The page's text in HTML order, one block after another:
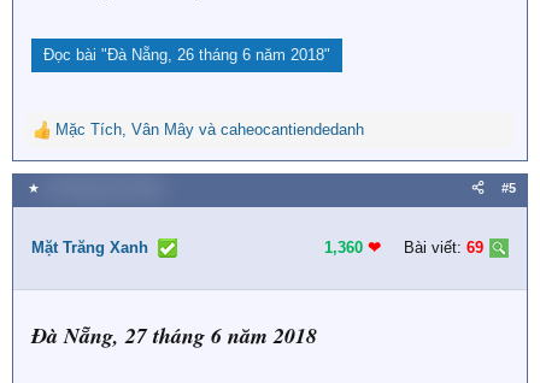
Đọc bài "Đà Nẵng, 26 tháng 6 năm 2018"
R
e
a
c
i
n
:
Mặc Tích, Vân Mây và caheocantiendedanh
★ #5
Mặt Trăng Xanh 1,360 ❤︎ Bài viết: 69
Đà Nẵng, 27 tháng 6 năm 2018